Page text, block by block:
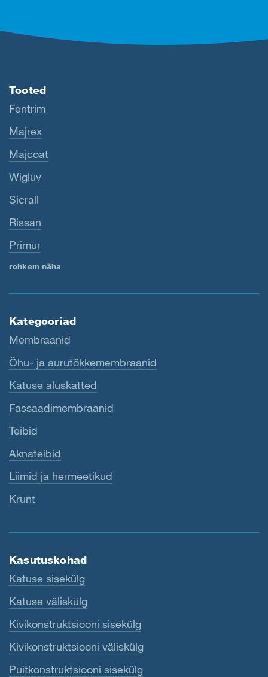
Tooted
Fentrim
Majrex
Majcoat
Wigluv
Sicrall
Rissan
Primur
rohkem näha
Kategooriad
Membraanid
Õhu- ja aurutõkkemembraanid
Katuse aluskatted
Fassaadimembraanid
Teibid
Aknateibid
Liimid ja hermeetikud
Krunt
Kasutuskohad
Katuse sisekülg
Katuse väliskülg
Kivikonstruktsiooni sisekülg
Kivikonstruktsiooni väliskülg
Puitkonstruktsiooni sisekülg